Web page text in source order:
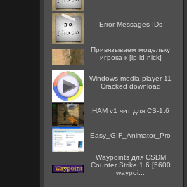
Error Messages IDs
Привязываем модельку
игрока к [ip,id,nick]
Windows media player 11
Cracked download
HAM v1 чит для CS-1.6
Easy_GIF_Animator_Pro
Waypoints для CSDM
Counter Strike 1.6 [5600
waypoi...